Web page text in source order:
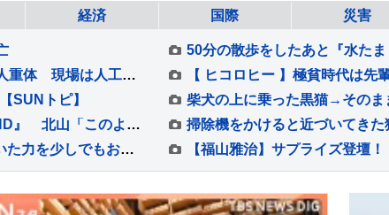
経済 国際 災害
茨城・鉾田市の海岸で女性3人流される 1人死亡、1人重体 現場は人工岬「ヘッドランド」近くで遊泳禁止エリア
SUNトピ】
9/4(金)スタート！ 『北山宏光 THE WORLD BEYOND』 北山「このような形で冠番組を持たせていただきとても嬉しく思っています」
【 WEST. 】濵田崇裕 結婚を報告「皆様からいただいた力を少しでもお返しできるよう、これからも精進してまいります」